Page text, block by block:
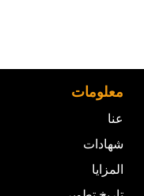
معلومات
عنا
شهادات
المزايا